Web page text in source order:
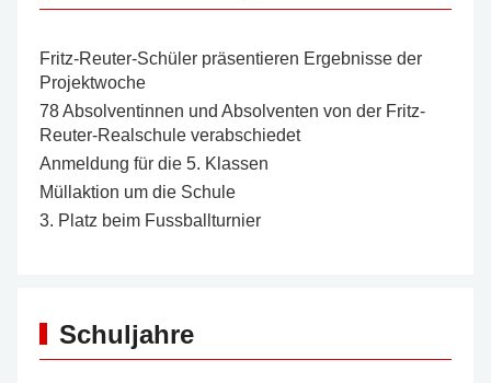
Fritz-Reuter-Schüler präsentieren Ergebnisse der
Projektwoche
78 Absolventinnen und Absolventen von der Fritz-
Reuter-Realschule verabschiedet
Anmeldung für die 5. Klassen
Müllaktion um die Schule
3. Platz beim Fussballturnier
Schuljahre